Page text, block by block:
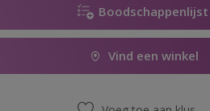
Boodschappenlijst
Vind een winkel